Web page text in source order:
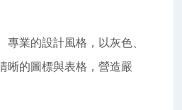
業的設計風格，以灰色、
晰的圖標與表格，營造嚴